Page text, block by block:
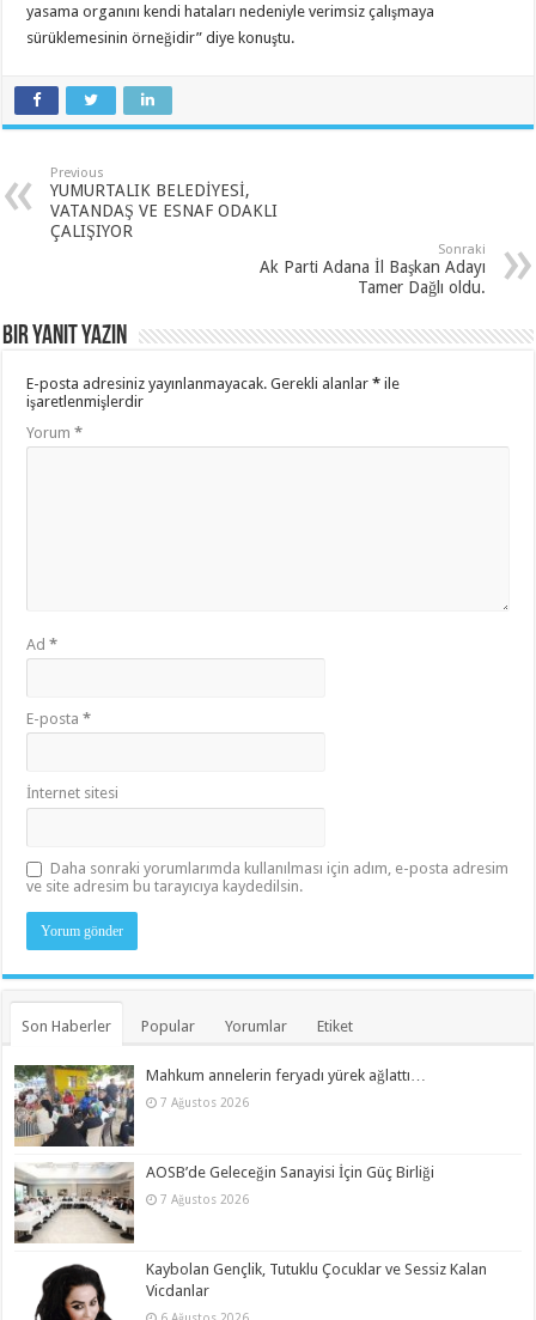
yasama organını kendi hataları nedeniyle verimsiz çalışmaya
sürüklemesinin örneğidir” diye konuştu.
Previous
YUMURTALIK BELEDİYESİ,
VATANDAŞ VE ESNAF ODAKLI
ÇALIŞIYOR
Sonraki
Ak Parti Adana İl Başkan Adayı
Tamer Dağlı oldu.
Bir yanıt yazın
E-posta adresiniz yayınlanmayacak. Gerekli alanlar* ile
işaretlenmişlerdir
Yorum*
Ad*
E-posta*
İnternet sitesi
Daha sonraki yorumlarımda kullanılması için adım, e-posta adresim
ve site adresim bu tarayıcıya kaydedilsin.
Son Haberler Popular Yorumlar Etiket
Mahkum annelerin feryadı yürek ağlattı…
7 Ağustos 2026
AOSB’de Geleceğin Sanayisi İçin Güç Birliği
7 Ağustos 2026
Kaybolan Gençlik, Tutuklu Çocuklar ve Sessiz Kalan
Vicdanlar